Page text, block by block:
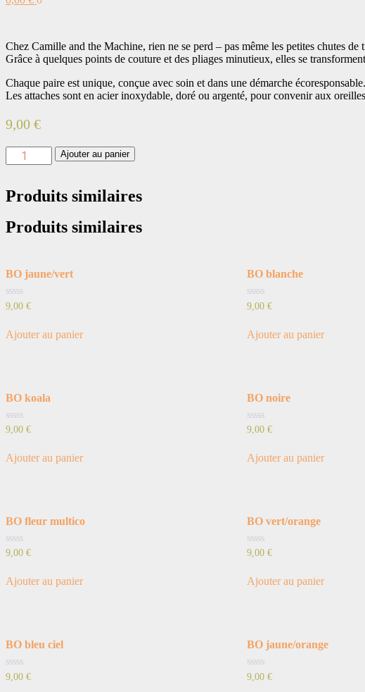
Chez Camille and the Machine, rien ne se perd – pas même les petites chutes de
Grâce à quelques points de couture et des pliages minutieux, elles se
Chaque paire est unique, conçue avec soin et dans une démarche écoresponsable.
Les attaches sont en acier inoxydable, doré ou argenté, pour convenir aux
9,00 €
quantité
de
mexicaine
Ajouter au panier
Produits similaires
Produits similaires
BO jaune/vert
Note
5
9,00 €
Ajouter au panier
BO blanche
Note
5
9,00€
Ajouter au panier
BO koala
Note
5
9,00 €
Ajouter au panier
BO noire
Note
5
9,00€
Ajouter au panier
BO fleur multico
Note
5
9,00 €
Ajouter au panier
BO vert/orange
Note
5
9,00€
Ajouter au panier
BO bleu ciel
Note
9,00 €
BO jaune/orange
Note
0
9,00€